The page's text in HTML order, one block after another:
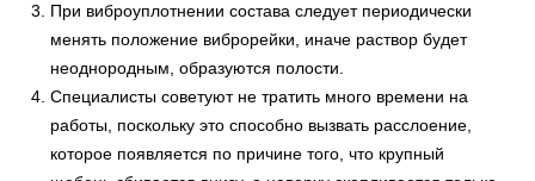
При виброуплотнении состава следует периодически
менять положение виброрейки, иначе раствор будет
неоднородным, образуются полости.
Специалисты советуют не тратить много времени на
работы, поскольку это способно вызвать расслоение,
которое появляется по причине того, что крупный